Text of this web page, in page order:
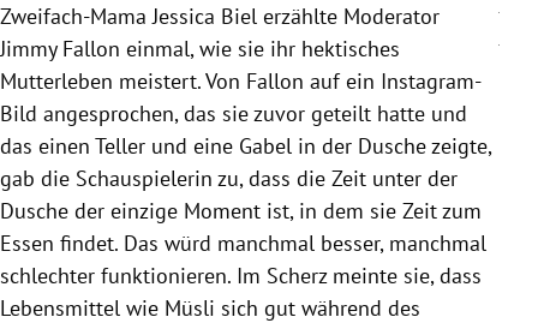
Zweifach-Mama Jessica Biel erzählte Moderator
Jimmy Fallon einmal, wie sie ihr hektisches
Mutterleben meistert. Von Fallon auf ein Instagram-
Bild angesprochen, das sie zuvor geteilt hatte und
das einen Teller und eine Gabel in der Dusche zeigte,
gab die Schauspielerin zu, dass die Zeit unter der
Dusche der einzige Moment ist, in dem sie Zeit zum
Essen findet. Das würd manchmal besser, manchmal
schlechter funktionieren. Im Scherz meinte sie, dass
Lebensmittel wie Müsli sich gut während des